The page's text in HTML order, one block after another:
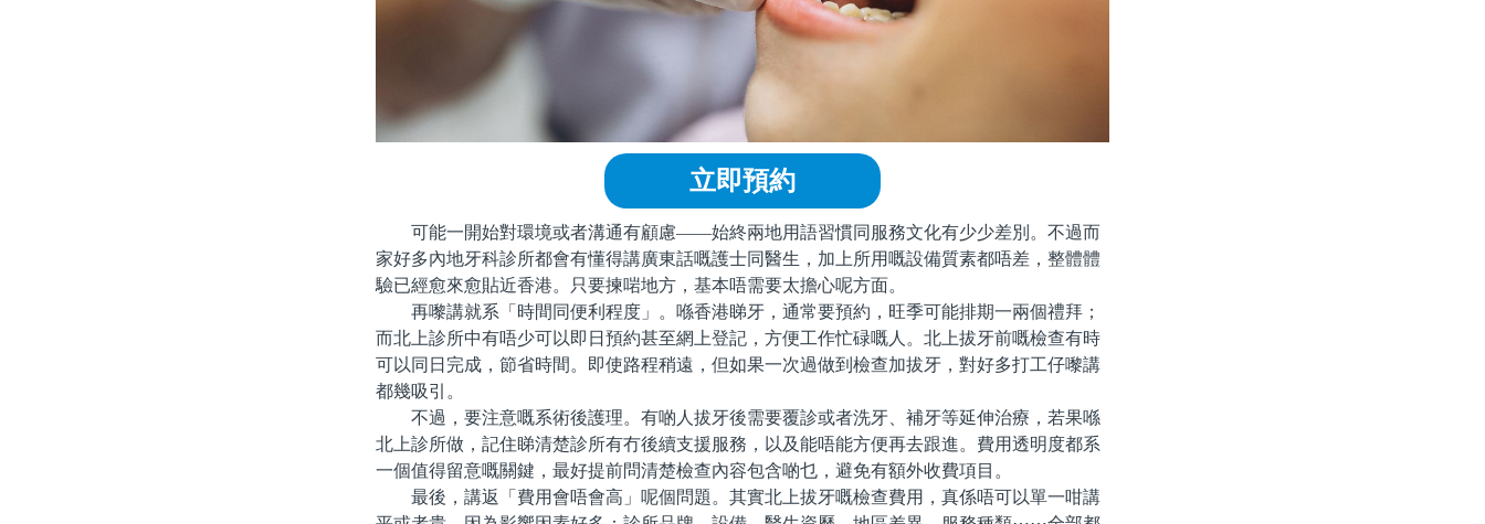
立即預約
可能一開始對環境或者溝通有顧慮——始終兩地用語習慣同服務文化有少少差別。不過而
家好多內地牙科診所都會有懂得講廣東話嘅護士同醫生，加上所用嘅設備質素都唔差，整體體
驗已經愈來愈貼近香港。只要揀啱地方，基本唔需要太擔心呢方面。
再嚟講就系「時間同便利程度」。喺香港睇牙，通常要預約，旺季可能排期一兩個禮拜；
而北上診所中有唔少可以即日預約甚至網上登記，方便工作忙碌嘅人。北上拔牙前嘅檢查有時
可以同日完成，節省時間。即使路程稍遠，但如果一次過做到檢查加拔牙，對好多打工仔嚟講
都幾吸引。
不過，要注意嘅系術後護理。有啲人拔牙後需要覆診或者洗牙、補牙等延伸治療，若果喺
北上診所做，記住睇清楚診所有冇後續支援服務，以及能唔能方便再去跟進。費用透明度都系
一個值得留意嘅關鍵，最好提前問清楚檢查內容包含啲乜，避免有額外收費項目。
最後，講返「費用會唔會高」呢個問題。其實北上拔牙嘅檢查費用，真係唔可以單一咁講